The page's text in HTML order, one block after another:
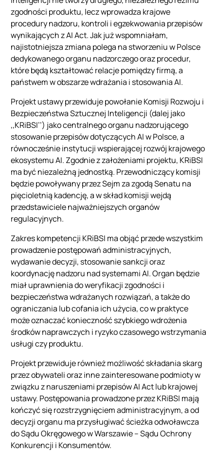
zgodności produktu, lecz wprowadza krajowe
procedury nadzoru, kontroli i egzekwowania przepisów
wynikających z AI Act. Jak już wspomniałam,
najistotniejsza zmiana polega na stworzeniu w Polsce
dedykowanego organu nadzorczego oraz procedur,
które będą kształtować relacje pomiędzy firmą, a
państwem w obszarze wdrażania i stosowania AI.
Projekt ustawy przewiduje powołanie Komisji Rozwoju i
Bezpieczeństwa Sztucznej Inteligencji (dalej jako
,,KRiBSI’’) jako centralnego organu nadzorującego
stosowanie przepisów dotyczących AI w Polsce, a
równocześnie instytucji wspierającej rozwój krajowego
ekosystemu AI. Zgodnie z założeniami projektu, KRiBSI
ma być niezależną jednostką. Przewodniczący komisji
będzie powoływany przez Sejm za zgodą Senatu na
pięcioletnią kadencję, a w skład komisji wejdą
przedstawiciele najważniejszych organów
regulacyjnych.
Zakres kompetencji KRiBSI ma objąć przede wszystkim
prowadzenie postępowań administracyjnych,
wydawanie decyzji, stosowanie sankcji oraz
koordynację nadzoru nad systemami AI. Organ będzie
miał uprawnienia do weryfikacji zgodności i
bezpieczeństwa wdrażanych rozwiązań, a także do
ograniczania lub cofania ich użycia, co w praktyce
może oznaczać konieczność szybkiego wdrożenia
środków naprawczych i ryzyko czasowego wstrzymania
usługi czy produktu.
Projekt przewiduje również możliwość składania skarg
przez obywateli oraz inne zainteresowane podmioty w
związku z naruszeniami przepisów AI Act lub krajowej
ustawy. Postępowania prowadzone przez KRiBSI mają
kończyć się rozstrzygnięciem administracyjnym, a od
decyzji organu ma przysługiwać ścieżka odwoławcza
do Sądu Okręgowego w Warszawie – Sądu Ochrony
Konkurencji i Konsumentów.